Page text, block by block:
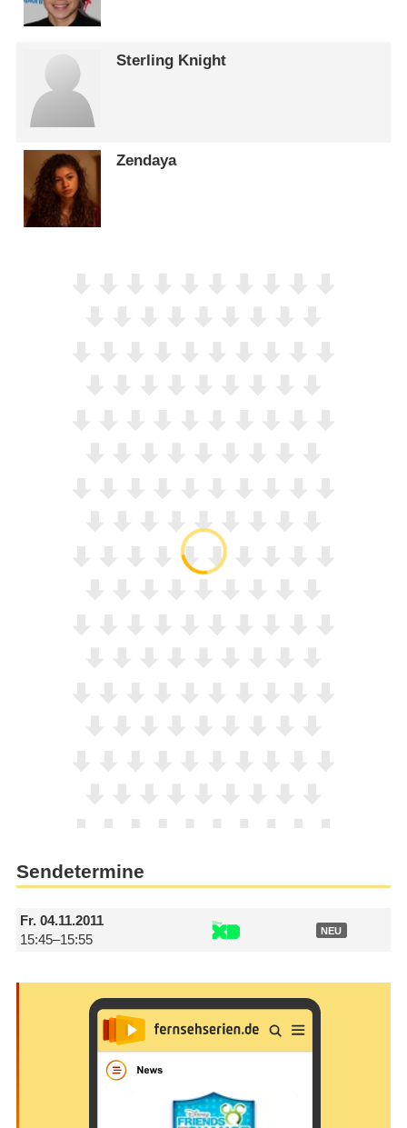
Sterling Knight
Zendaya
Sendetermine
Fr.04.11.2011
15:45–15:55
NEU